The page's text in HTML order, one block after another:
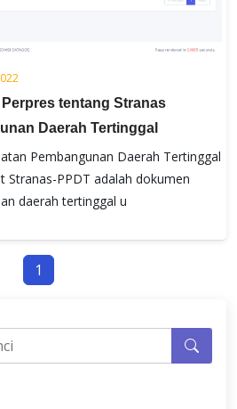
tentang Stranas
Daerah Tertinggal
Pembangunan Daerah Tertinggal
Stranas-PPDT adalah dokumen
daerah tertinggal u
1